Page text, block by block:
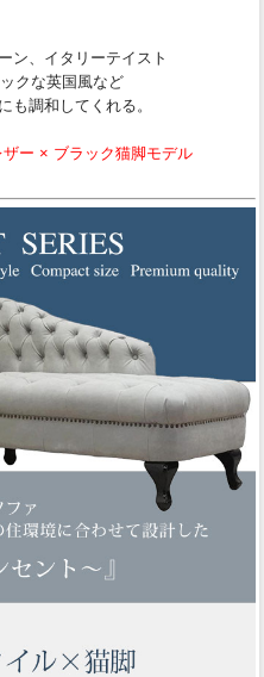
ン、イタリーテイスト
クな英国風など
も調和してくれる。
ー × ブラック猫脚モデル